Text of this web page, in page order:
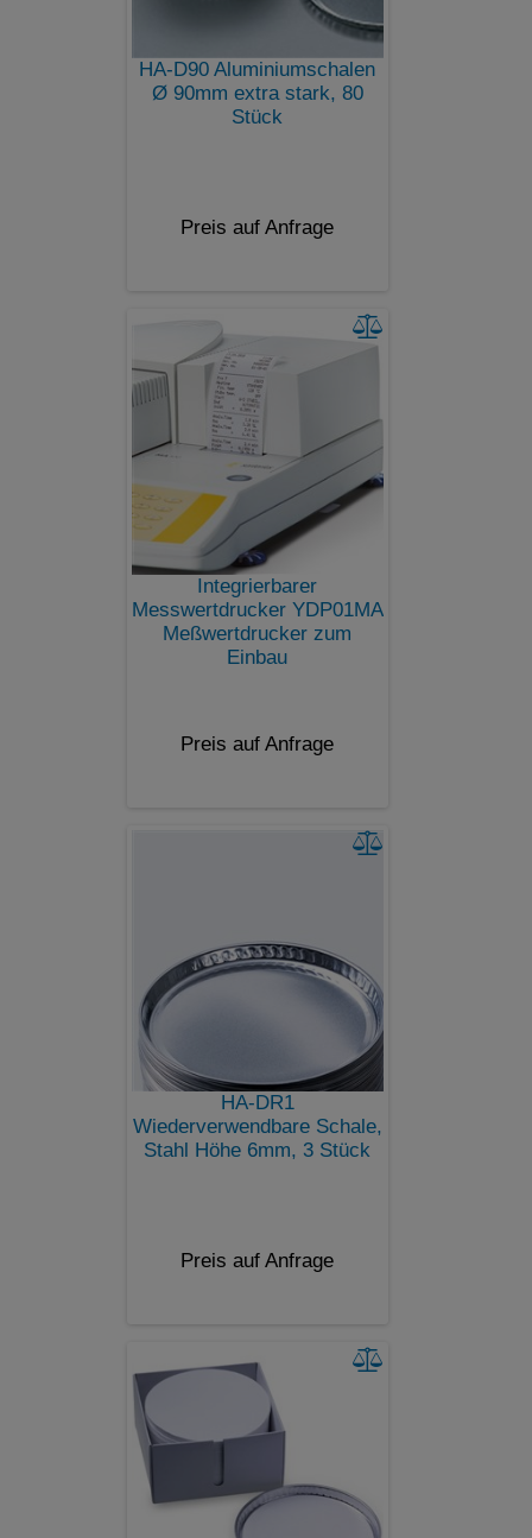
HA-D90 Aluminiumschalen
Ø 90mm extra stark, 80
Stück
Preis auf Anfrage
Integrierbarer
Messwertdrucker YDP01MA
Meßwertdrucker zum
Einbau
Preis auf Anfrage
HA-DR1
Wiederverwendbare Schale,
Stahl Höhe 6mm, 3 Stück
Preis auf Anfrage